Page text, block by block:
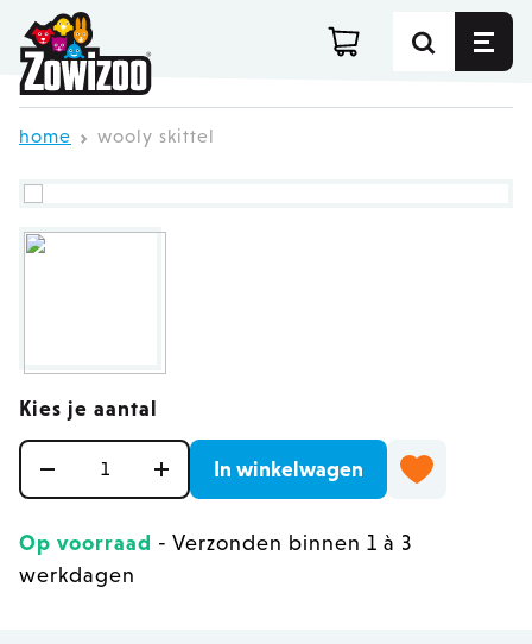
Ga direct door naar de inhoud
home wooly skittel
Kies je aantal
In winkelwagen
Op voorraad - Verzonden binnen 1 à 3
werkdagen